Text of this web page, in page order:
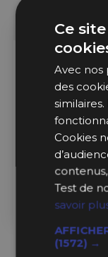
40+ En
Bardahl
Traitement pour
Bardahl (100
6,49 €
Ce
Avec nos
des
Cookies
Test de
savoir
(1572) →